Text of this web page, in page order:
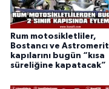
Rum motosikletliler,
Bostancı ve Astromerit
kapılarını bugün “kısa
süreliğine kapatacak”